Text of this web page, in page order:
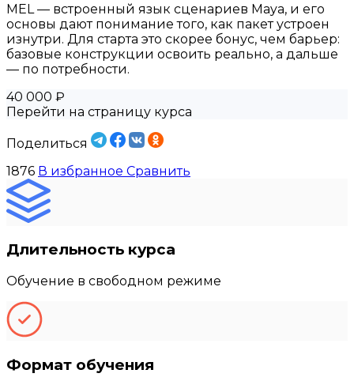
MEL — встроенный язык сценариев Maya, и его
основы дают понимание того, как пакет устроен
изнутри. Для старта это скорее бонус, чем барьер:
базовые конструкции освоить реально, а дальше
— по потребности.
40 000 ₽
Перейти на страницу курса
Поделиться
1876 В избранное Сравнить
Длительность курса
Обучение в свободном режиме
Формат обучения